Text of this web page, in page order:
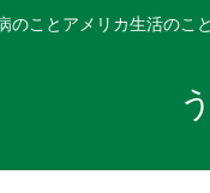
のことアメリカ生活のこ